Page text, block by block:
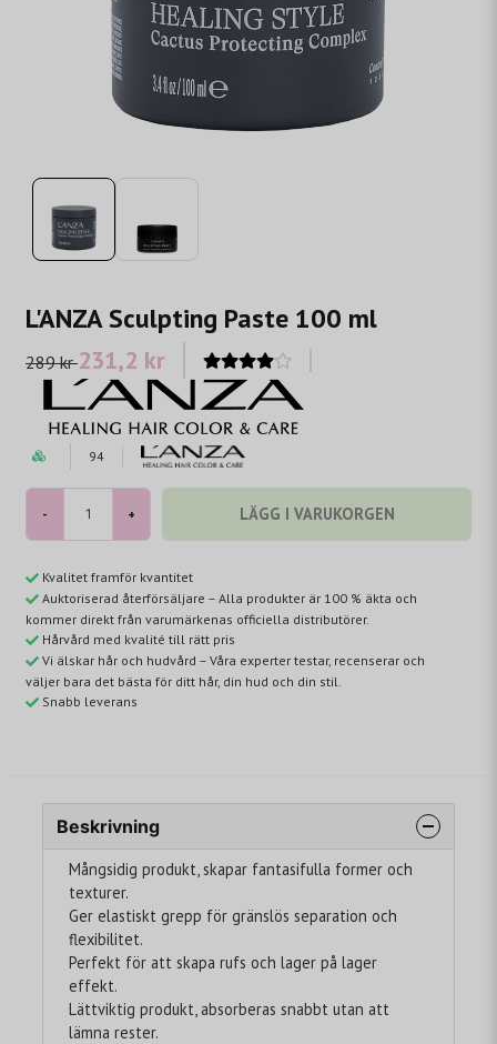
L'ANZA Sculpting Paste 100 ml
289 kr231,2 kr
94
- + LÄGG I VARUKORGEN
Kvalitet framför kvantitet
Auktoriserad återförsäljare – Alla produkter är 100 % äkta och
kommer direkt från varumärkenas officiella distributörer.
Hårvård med kvalité till rätt pris
Vi älskar hår och hudvård – Våra experter testar, recenserar och
väljer bara det bästa för ditt hår, din hud och din stil.
Snabb leverans
Beskrivning
Mångsidig produkt, skapar fantasifulla former och
texturer.
Ger elastiskt grepp för gränslös separation och
flexibilitet.
Perfekt för att skapa rufs och lager på lager
effekt.
Lättviktig produkt, absorberas snabbt utan att
lämna rester.